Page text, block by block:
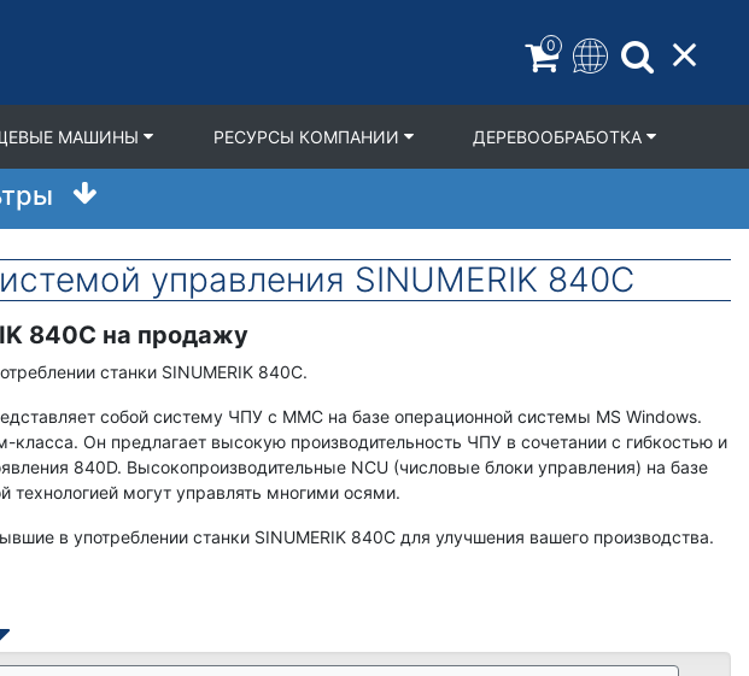
0
МАШИНЫ РЕСУРСЫ КОМПАНИИ ДЕРЕВООБРАБОТКА
управления SINUMERIK 840C
840C на продажу
станки SINUMERIK 840C.
собой систему ЧПУ с MMC на базе операционной системы MS Windows.
Он предлагает высокую производительность ЧПУ в сочетании с гибкостью и
840D. Высокопроизводительные NCU (числовые блоки управления) на базе
могут управлять многими осями.
в употреблении станки SINUMERIK 840C для улучшения вашего производства.